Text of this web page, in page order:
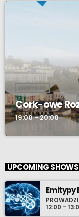
AUDYCJA
Cork-owe
19:00 - 20:00
UPCOMING SHOWS
Emitypy
12:00 -